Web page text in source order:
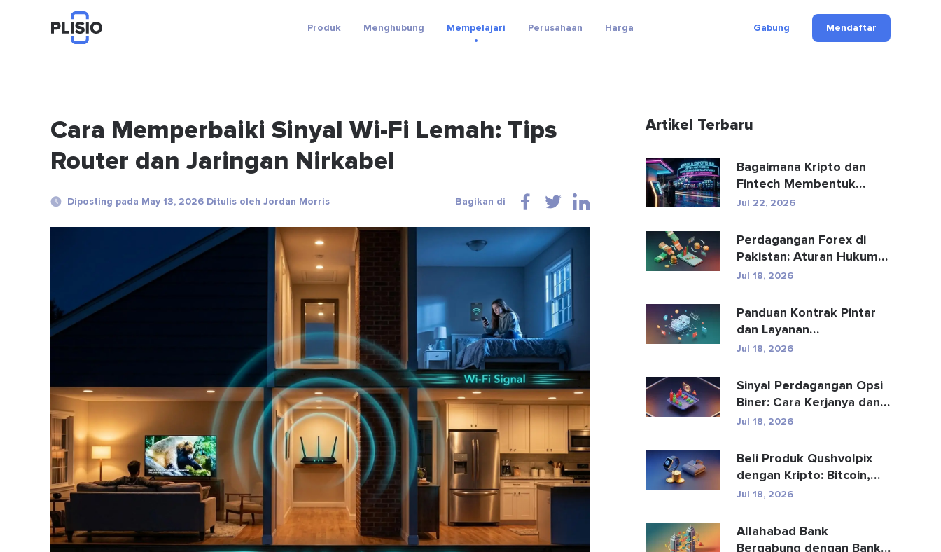
Produk Menghubung Mempelajari Perusahaan Harga Gabung Mendaftar
Cara Memperbaiki Sinyal Wi-Fi Lemah: Tips
Router dan Jaringan Nirkabel
Diposting pada May 13, 2026 Ditulis oleh Jordan Morris Bagikan di
Artikel Terbaru
Bagaimana Kripto dan
Fintech Membentuk
Kembali Pembayaran dan
Jul 22, 2026
Perdagangan Forex di
Pakistan: Aturan Hukum,
Broker, Aplikasi Perd...
Jul 18, 2026
Panduan Kontrak Pintar
dan Layanan
Pengembangan Kontrak
Jul 18, 2026
Sinyal Perdagangan Opsi
Biner: Cara Kerjanya dan
Risikonya
Jul 18, 2026
Beli Produk Qushvolpix
dengan Kripto: Bitcoin,
Pembayaran & Fa...
Jul 18, 2026
Allahabad Bank
Bergabung dengan Bank